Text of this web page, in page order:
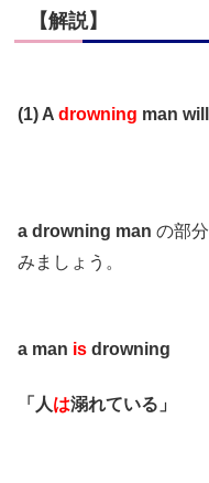
【解説】
(1) A drowning man
a drowning man の部
みましょう。
a man is drowning
「人は溺れている」